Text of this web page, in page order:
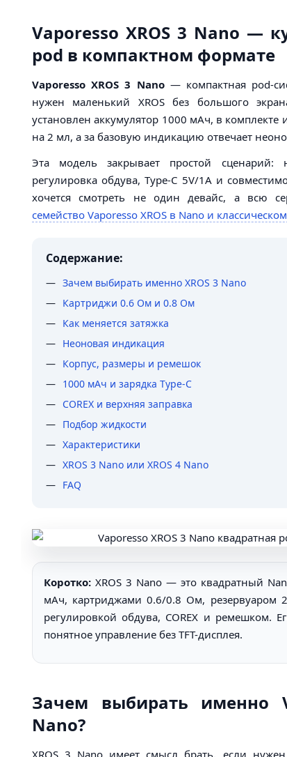
Vaporesso XROS 3 Nano —
pod в компактном формате
Vaporesso XROS 3 Nano— компактная pod-
нужен маленький XROS без большого
установлен аккумулятор 1000 мАч, в
на 2 мл, а за базовую индикацию отвечает
Эта модель закрывает простой сценарий:
регулировка обдува, Type-C 5V/1A и
хочется смотреть не один девайс, а всю
семейство Vaporesso XROS в Nano и
Содержание:
Зачем выбирать именно XROS 3 Nano
Картриджи 0.6 Ом и 0.8 Ом
Как меняется затяжка
Неоновая индикация
Корпус, размеры и ремешок
1000 мАч и зарядка Type-C
COREX и верхняя заправка
Подбор жидкости
Характеристики
XROS 3 Nano или XROS 4 Nano
FAQ
Коротко: XROS 3 Nano — это квадратный
мАч, картриджами 0.6/0.8 Ом, резервуаром
регулировкой обдува, COREX и ремешком.
понятное управление без TFT-дисплея.
Зачем выбирать именно
Nano?
XROS 3 Nano имеет смысл брать, если